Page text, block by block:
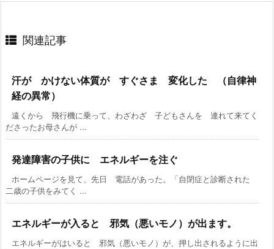
関連記事
汗が かけない体質が すぐさま 変化した （自律神
経の異常）
遠くから 飛行機に乗って、わざわざ 子どもさんを 連れて来てく
ださったお母さんが ...
発達障害の子供に エネルギーを注ぐ
ホームページを見て、先日 電話があった。「自閉症と診断された
二歳の子供をみてく ...
エネルギーが入ると 邪気（悪いモノ）が出ます。
エネルギーがはいると 邪気（悪いモノ）が、押し出されるように出